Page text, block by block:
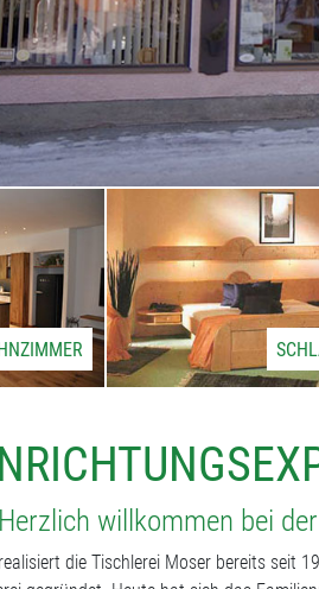
Herzlich willkommen bei
die Tischlerei Moser bereits seit